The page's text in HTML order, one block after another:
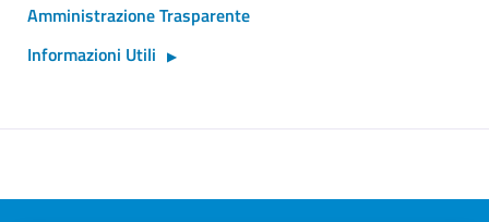
Amministrazione Trasparente
Informazioni Utili